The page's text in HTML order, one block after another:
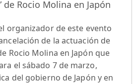
de Rocio Molina en Japón
organizador de este evento
de la actuación de
Rocio Molina en Japón que
el sábado 7 de marzo,
del gobierno de Japón y en